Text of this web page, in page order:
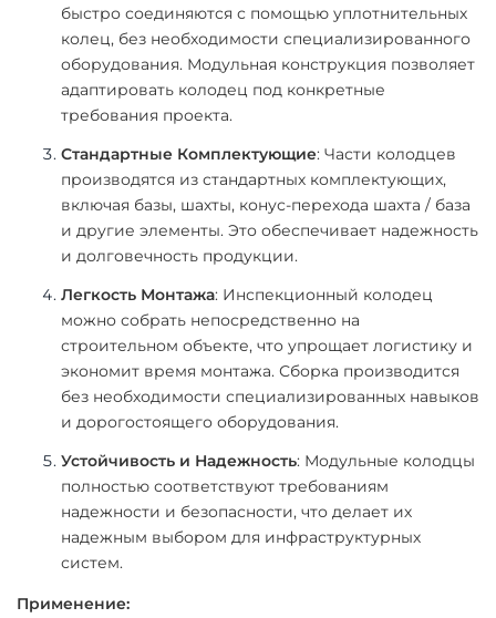
быстро соединяются с помощью уплотнительных
колец, без необходимости специализированного
оборудования. Модульная конструкция позволяет
адаптировать колодец под конкретные
требования проекта.
Стандартные Комплектующие: Части колодцев
производятся из стандартных комплектующих,
включая базы, шахты, конус-перехода шахта / база
и другие элементы. Это обеспечивает надежность
и долговечность продукции.
Легкость Монтажа: Инспекционный колодец
можно собрать непосредственно на
строительном объекте, что упрощает логистику и
экономит время монтажа. Сборка производится
без необходимости специализированных навыков
и дорогостоящего оборудования.
Устойчивость и Надежность: Модульные колодцы
полностью соответствуют требованиям
надежности и безопасности, что делает их
надежным выбором для инфраструктурных
систем.
Применение: